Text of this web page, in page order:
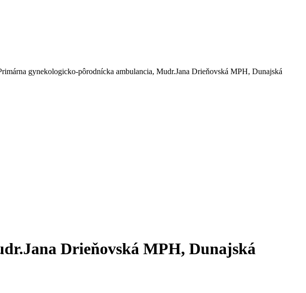
gynekologicko-pôrodnícka ambulancia, Mudr.Jana Drieňovská MPH, Dunajská
Drieňovská MPH, Dunajská